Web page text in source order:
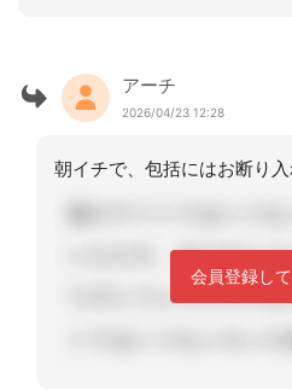
アーチ
2026/04/23 12:28
朝イチで、包括にはお断り
会員登録し